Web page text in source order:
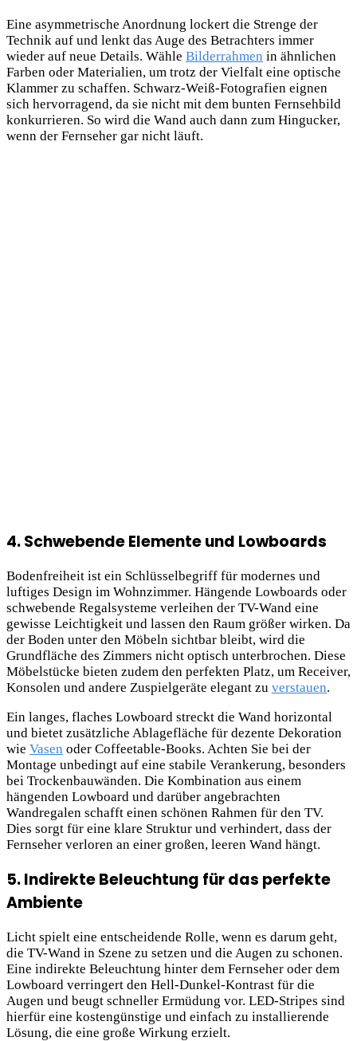
Eine asymmetrische Anordnung lockert die Strenge der
Technik auf und lenkt das Auge des Betrachters immer
wieder auf neue Details. Wähle Bilderrahmen in ähnlichen
Farben oder Materialien, um trotz der Vielfalt eine optische
Klammer zu schaffen. Schwarz-Weiß-Fotografien eignen
sich hervorragend, da sie nicht mit dem bunten Fernsehbild
konkurrieren. So wird die Wand auch dann zum Hingucker,
wenn der Fernseher gar nicht läuft.
4. Schwebende Elemente und Lowboards
Bodenfreiheit ist ein Schlüsselbegriff für modernes und
luftiges Design im Wohnzimmer. Hängende Lowboards oder
schwebende Regalsysteme verleihen der TV-Wand eine
gewisse Leichtigkeit und lassen den Raum größer wirken. Da
der Boden unter den Möbeln sichtbar bleibt, wird die
Grundfläche des Zimmers nicht optisch unterbrochen. Diese
Möbelstücke bieten zudem den perfekten Platz, um Receiver,
Konsolen und andere Zuspielgeräte elegant zu verstauen.
Ein langes, flaches Lowboard streckt die Wand horizontal
und bietet zusätzliche Ablagefläche für dezente Dekoration
wie Vasen oder Coffeetable-Books. Achten Sie bei der
Montage unbedingt auf eine stabile Verankerung, besonders
bei Trockenbauwänden. Die Kombination aus einem
hängenden Lowboard und darüber angebrachten
Wandregalen schafft einen schönen Rahmen für den TV.
Dies sorgt für eine klare Struktur und verhindert, dass der
Fernseher verloren an einer großen, leeren Wand hängt.
5. Indirekte Beleuchtung für das perfekte
Ambiente
Licht spielt eine entscheidende Rolle, wenn es darum geht,
die TV-Wand in Szene zu setzen und die Augen zu schonen.
Eine indirekte Beleuchtung hinter dem Fernseher oder dem
Lowboard verringert den Hell-Dunkel-Kontrast für die
Augen und beugt schneller Ermüdung vor. LED-Stripes sind
hierfür eine kostengünstige und einfach zu installierende
Lösung, die eine große Wirkung erzielt.